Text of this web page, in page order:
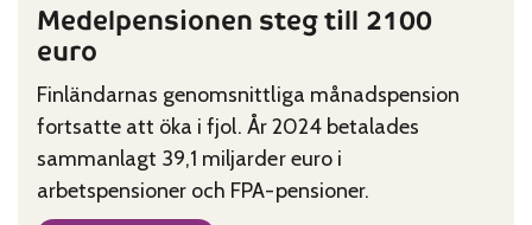
Medelpensionen steg till 2100
euro
Finländarnas genomsnittliga månadspension
fortsatte att öka i fjol. År 2024 betalades
sammanlagt 39,1 miljarder euro i
arbetspensioner och FPA-pensioner.